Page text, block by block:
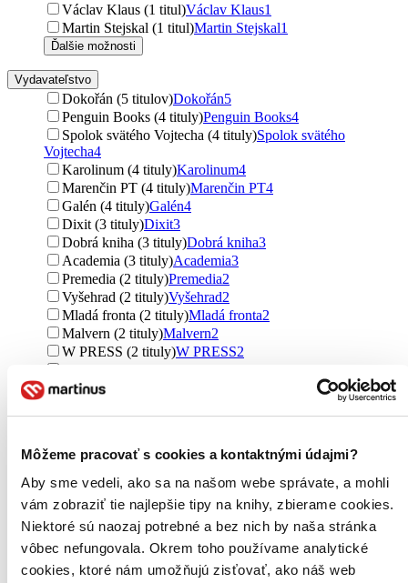
Môžeme pracovať s cookies a kontaktnými údajmi?
Aby sme vedeli, ako sa na našom webe správate, a mohli
vám zobraziť tie najlepšie tipy na knihy, zbierame cookies.
Niektoré sú naozaj potrebné a bez nich by naša stránka
vôbec nefungovala. Okrem toho používame analytické
cookies, ktoré nám umožňujú zisťovať, ako náš web
Václav Klaus (1 titul)Václav Klaus1
Martin Stejskal (1 titul)Martin Stejskal1
Ďalšie možnosti
Vydavateľstvo
Dokořán (5 titulov)Dokořán5
Penguin Books (4 tituly)Penguin Books4
Spolok svätého Vojtecha (4 tituly)Spolok svätého
Vojtecha4
Karolinum (4 tituly)Karolinum4
Marenčin PT (4 tituly)Marenčin PT4
Galén (4 tituly)Galén4
Dixit (3 tituly)Dixit3
Dobrá kniha (3 tituly)Dobrá kniha3
Academia (3 tituly)Academia3
Premedia (2 tituly)Premedia2
Vyšehrad (2 tituly)Vyšehrad2
Mladá fronta (2 tituly)Mladá fronta2
Malvern (2 tituly)Malvern2
W PRESS (2 tituly)W PRESS2
Olympia (2 tituly)
nakladatelství2
Revolver Revue (2 tituly)Revolver Revue2
Větrné mlýny (2 tituly)
Nestor (2 tituly)Nestor2
Nová beseda (2 tituly)Nová beseda2
Apart, Display, Kapitál (2 tituly)Apart, Display, Kapitál
EZEN (2 tituly)EZEN2